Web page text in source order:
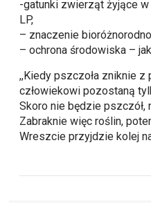
-gatunki zwierząt żyjące
LP,
– znaczenie
– ochrona środowiska –
,,Kiedy pszczoła zniknie
człowiekowi pozostaną
Skoro nie będzie pszczół,
Zabraknie więc roślin,
Wreszcie przyjdzie kolej na